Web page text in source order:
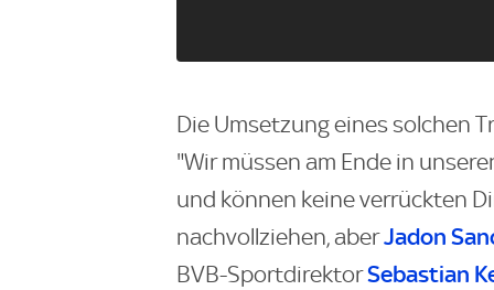
Die Umsetzung eines solchen
"Wir müssen am Ende in
und können keine verrückten
nachvollziehen, aberJadon
BVB-SportdirektorSebastian